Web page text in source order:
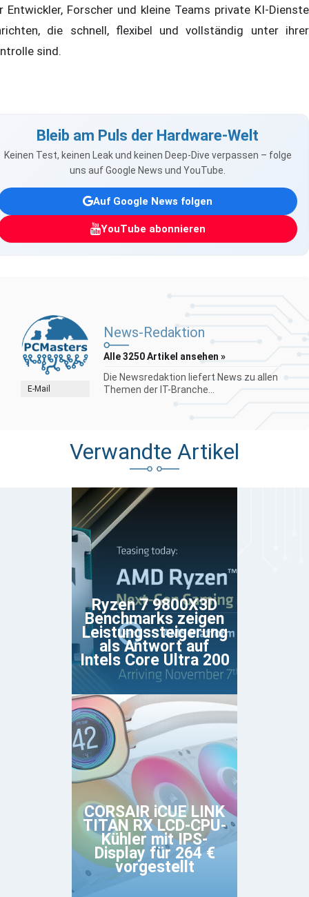
Entwickler, Forscher und kleine Teams private KI-Dienste
die schnell, flexibel und vollständig unter ihrer
sind.
Bleib am Puls der Hardware-Welt
Keinen Test, keinen Leak und keinen Deep-Dive verpassen – folge
uns auf Google News und YouTube.
Auf Google News folgen
YouTube abonnieren
E-Mail
News-Redaktion
Alle 3250 Artikel ansehen »
Die Newsredaktion liefert News zu allen
Themen der IT-Branche...
Verwandte Artikel
Ryzen 7 9800X3D
Benchmarks zeigen
Leistungssteigerung
als Antwort auf
Intels Core Ultra 200
CORSAIR iCUE LINK
TITAN RX LCD-CPU-
Kühler mit IPS-
Display für 264 €
vorgestellt